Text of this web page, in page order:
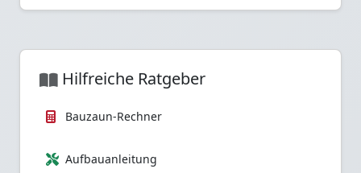
Hilfreiche Ratgeber
Bauzaun-Rechner
Aufbauanleitung